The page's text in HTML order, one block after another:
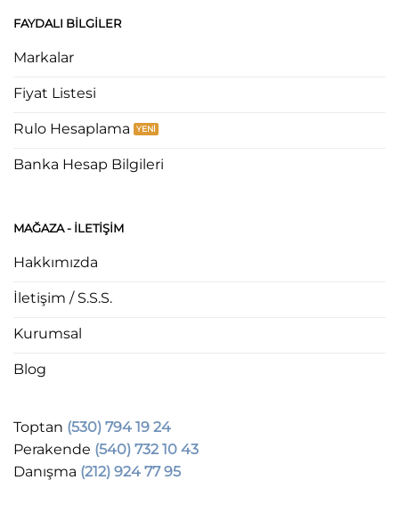
FAYDALI BILGILER
Markalar
Fiyat Listesi
Rulo Hesaplama
Banka Hesap Bilgileri
MAĞAZA - ILETIŞIM
Hakkımızda
İletişim / S.S.S.
Kurumsal
Blog
Toptan (530) 794 19 24
Perakende (540) 732 10 43
Danışma (212) 924 77 95